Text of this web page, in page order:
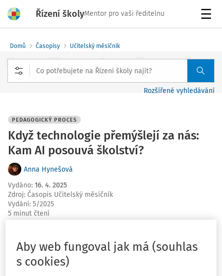
Řízení školyMentor pro vaši ředitelnu
Domů Časopisy Učitelský měsíčník
Rozšířené vyhledávání
PEDAGOGICKÝ PROCES
Když technologie přemýšlejí za nás:
Kam AI posouvá školství?
Anna Hynešová
Vydáno: 16. 4. 2025
Zdroj: Časopis Učitelský měsíčník
Vydání: 5/2025
5 minut čtení
Janem Kršňákem – lektorem, autorem knihy Digiděti a
průvodcem světem technologií, který pomáhá dětem i
učitelům najít klid v digitální době. V nejnovějších
Aby web fungoval jak má (souhlas
s cookies)